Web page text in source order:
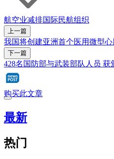
航空业减排国际民航组织
上一篇
我国将创建亚洲首个医用微型
下一篇
428名国防部与武装部队人员 获
购买此文章
最新
热门